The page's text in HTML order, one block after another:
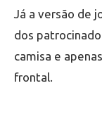
Já a versão de
dos
camisa e
frontal.